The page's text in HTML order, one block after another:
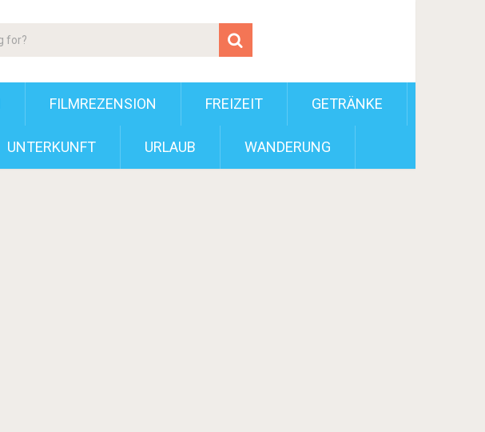
FILMREZENSION FREIZEIT GETRÄNKE
UNTERKUNFT URLAUB WANDERUNG